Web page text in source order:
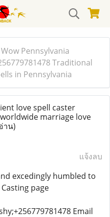
Wow Pennsylvania
Traditional
in Pennsylvania
love spell caster
marriage love
าน)
แจ้งลบ
excedingly humbled to
page
Email